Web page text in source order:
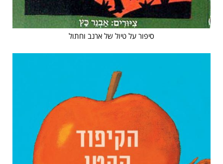
סיפור על טיול של ארנב וחתול